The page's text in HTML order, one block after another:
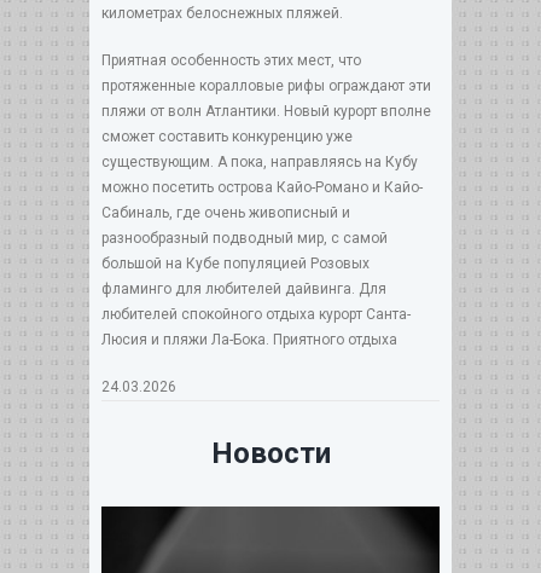
километрах белоснежных пляжей.
Приятная особенность этих мест, что
протяженные коралловые рифы ограждают эти
пляжи от волн Атлантики. Новый курорт вполне
сможет составить конкуренцию уже
существующим. А пока, направляясь на Кубу
можно посетить острова Кайо-Романо и Кайо-
Сабиналь, где очень живописный и
разнообразный подводный мир, с самой
большой на Кубе популяцией Розовых
фламинго для любителей дайвинга. Для
любителей спокойного отдыха курорт Санта-
Люсия и пляжи Ла-Бока. Приятного отдыха
24.03.2026
Новости